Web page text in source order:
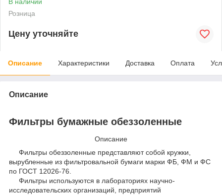
Розница
Цену уточняйте
Описание Характеристики Доставка Оплата
Описание
Фильтры бумажные обеззоленные
Описание
Фильтры обеззоленные представляют собой кружки,
вырубленные из фильтровальной бумаги марки ФБ, ФМ и ФС
по ГОСТ 12026-76.
Фильтры используются в лабораториях научно-
исследовательских организаций, предприятий